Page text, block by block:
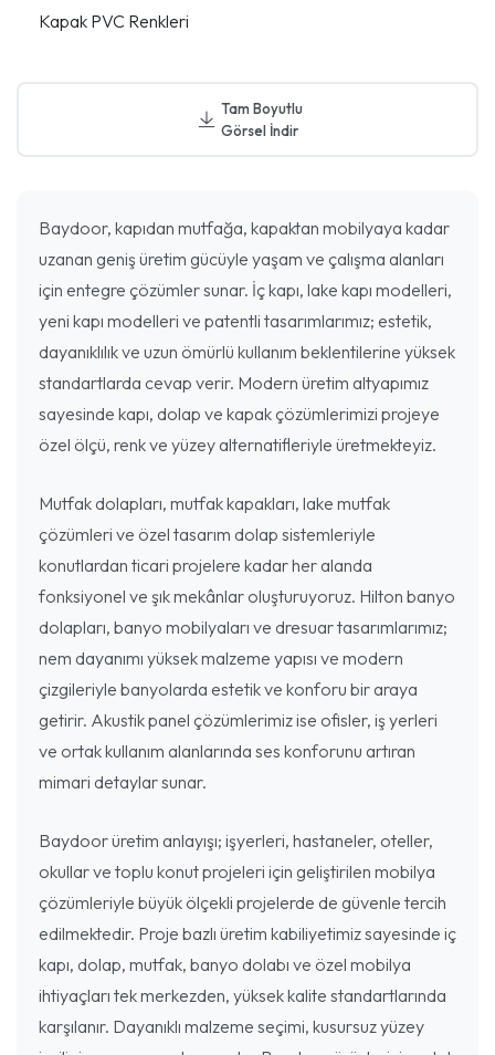
Kapak PVC Renkleri
Tam Boyutlu
Görsel İndir
Baydoor, kapıdan mutfağa, kapaktan mobilyaya kadar
uzanan geniş üretim gücüyle yaşam ve çalışma alanları
için entegre çözümler sunar. İç kapı, lake kapı modelleri,
yeni kapı modelleri ve patentli tasarımlarımız; estetik,
dayanıklılık ve uzun ömürlü kullanım beklentilerine yüksek
standartlarda cevap verir. Modern üretim altyapımız
sayesinde kapı, dolap ve kapak çözümlerimizi projeye
özel ölçü, renk ve yüzey alternatifleriyle üretmekteyiz.
Mutfak dolapları, mutfak kapakları, lake mutfak
çözümleri ve özel tasarım dolap sistemleriyle
konutlardan ticari projelere kadar her alanda
fonksiyonel ve şık mekânlar oluşturuyoruz. Hilton banyo
dolapları, banyo mobilyaları ve dresuar tasarımlarımız;
nem dayanımı yüksek malzeme yapısı ve modern
çizgileriyle banyolarda estetik ve konforu bir araya
getirir. Akustik panel çözümlerimiz ise ofisler, iş yerleri
ve ortak kullanım alanlarında ses konforunu artıran
mimari detaylar sunar.
Baydoor üretim anlayışı; işyerleri, hastaneler, oteller,
okullar ve toplu konut projeleri için geliştirilen mobilya
çözümleriyle büyük ölçekli projelerde de güvenle tercih
edilmektedir. Proje bazlı üretim kabiliyetimiz sayesinde iç
kapı, dolap, mutfak, banyo dolabı ve özel mobilya
ihtiyaçları tek merkezden, yüksek kalite standartlarında
karşılanır. Dayanıklı malzeme seçimi, kusursuz yüzey